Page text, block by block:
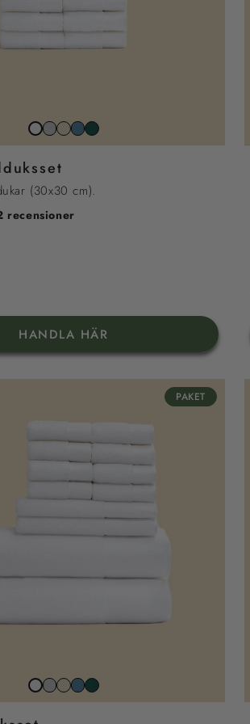
Snow
white
Stone
grey
Beach
sand
North
sea
Juniper
grön
(30x30 cm).
recensioner
HANDLA HÄR
Snow
white
Stone
grey
Beach
sand
North
sea
Juniper
grön
PAKET